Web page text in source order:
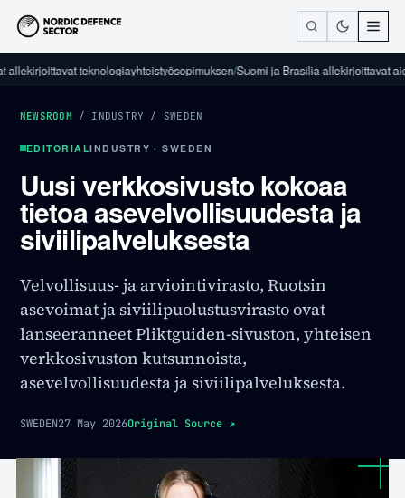
teknologiayhteistyösopimuksen/Suomi ja Brasilia allekirjoittavat
NEWSROOM / INDUSTRY / SWEDEN
EDITORIALINDUSTRY · SWEDEN
Uusi verkkosivusto kokoaa
tietoa asevelvollisuudesta ja
siviilipalveluksesta
Velvollisuus- ja arviointivirasto, Ruotsin
asevoimat ja siviilipuolustusvirasto ovat
lanseeranneet Pliktguiden-sivuston, yhteisen
verkkosivuston kutsunnoista,
asevelvollisuudesta ja siviilipalveluksesta.
SWEDEN27 May 2026Original Source ↗